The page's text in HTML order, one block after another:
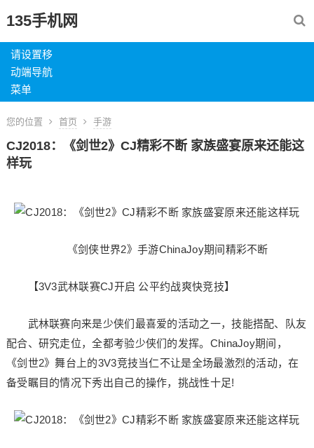
135手机网
请设置移
动端导航
菜单
您的位置 首页 手游
CJ2018：《剑世2》CJ精彩不断 家族盛宴原来还能这
样玩
《剑侠世界2》手游ChinaJoy期间精彩不断
【3V3武林联赛CJ开启 公平约战爽快竞技】
武林联赛向来是少侠们最喜爱的活动之一，技能搭配、队友
配合、研究走位，全都考验少侠们的发挥。ChinaJoy期间，
《剑世2》舞台上的3V3竞技当仁不让是全场最激烈的活动，在
备受瞩目的情况下秀出自己的操作，挑战性十足!